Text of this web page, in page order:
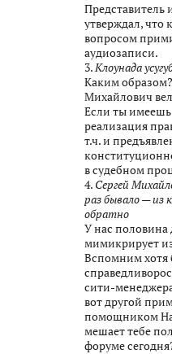
Представитель
утверждал, что
вопросом
аудиозаписи.
3.Клоунада
Каким
Михайлович
Если ты имеешь
реализация
т.ч. и
в судебном
4. Сергей
раз бывало — из
обратно
У нас половина
мимикрирует
Вспомним хотя
сити-
вот другой
помощником
мешает тебе
форуме